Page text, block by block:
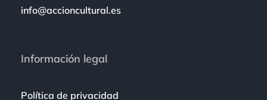
info@accioncultural.es
Información legal
Política de privacidad